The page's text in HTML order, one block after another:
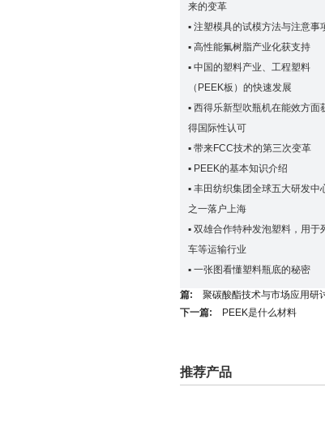
来的变革
▪ 注塑模具的试模方法与注意事
▪ 高性能氟树脂产业化获支持
▪ 中国的塑料产业、工程塑料
（PEEK板）的快速发展
▪ 西得乐新型吹瓶机在能效方面
得国际性认可
▪ 带来FCC技术的第三次变革
▪ PEEK的基本知识介绍
▪ 丰田纺织集团全球五大研发中
之一落户上海
▪ 双雄合作特种发泡塑料，用于
车等运输行业
▪ 一张图看懂塑料瓶底的秘密
篇: 聚碳酸酯技术与市场应用研
下一篇:
PEEK是什么材料
推荐产品